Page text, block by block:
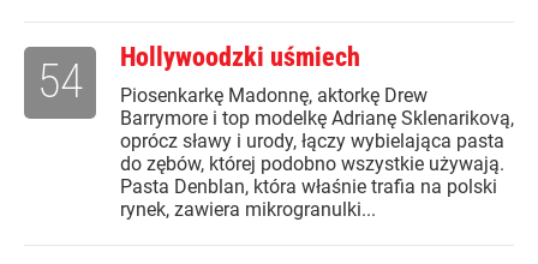
Hollywoodzki uśmiech
Piosenkarkę Madonnę, aktorkę Drew
Barrymore i top modelkę Adrianę Sklenarikovą,
oprócz sławy i urody, łączy wybielająca pasta
do zębów, której podobno wszystkie używają.
Pasta Denblan, która właśnie trafia na polski
rynek, zawiera mikrogranulki...
54